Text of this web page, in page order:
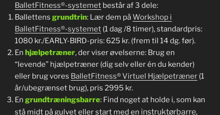
BalletFitness®-systemet består af 3 dele:
Ballettens grundtrin: Lær dem påWorkshop i
BalletFitness®-systemet (1 dag /8 timer), standardpris:
1080 kr./EARLY-BIRD-pris: 625 kr. (frem til 14 dg. før).
En hjælpetræner, der viser øvelserne: Brug en
“levende” hjælpetræner (dig selv eller én du kender)
eller brug vores BalletFitness® Virtuel Hjælpetræner (1
år/ubegrænset brug), pris 2995 kr.
En grundtræningsbarre: Find noget at holde i, som kan
stå midt på gulvet eller start med en instruktørbarre,